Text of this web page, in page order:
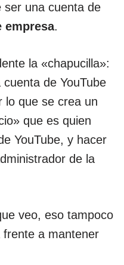
ser una cuenta de
empresa.
la «chapucilla»:
de YouTube
lo que se crea un
que es quien
YouTube, y hacer
de la
veo, eso tampoco
frente a mantener